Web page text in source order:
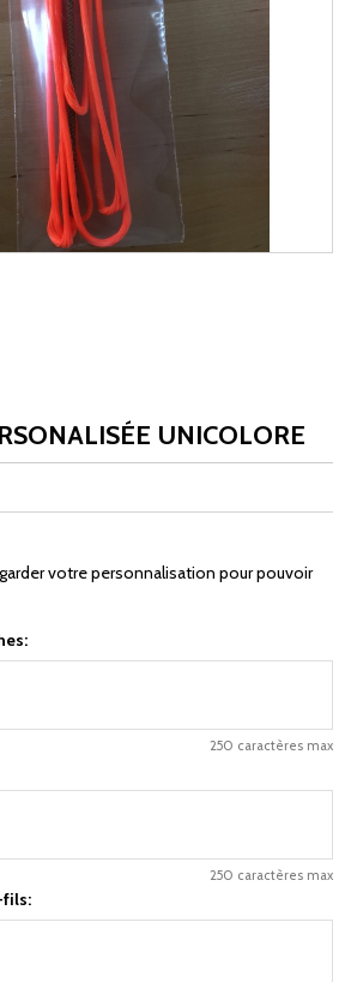
UNICOLORE
votre personnalisation pour pouvoir
250 caractères max
250 caractères max
fils: